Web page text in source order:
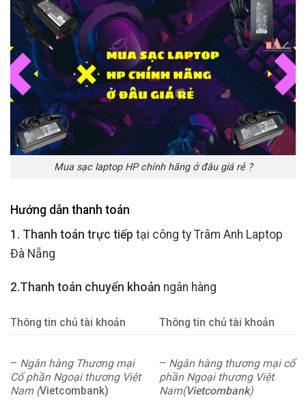
Mua sạc laptop HP chính hãng ở đâu giá rẻ ?
Hướng dẫn thanh toán
1. Thanh toán trực tiếp tại công ty Trâm Anh Laptop
Đà Nẵng
2.Thanh toán chuyển khoản ngân hàng
Thông tin chủ tài khoản Thông tin chủ tài khoản
– Ngân hàng Thương mại
Cổ phần Ngoại thương Việt
Nam (Vietcombank)
– Ngân hàng thương mại cổ
phần Ngoại thương Việt
Nam(Vietcombank)